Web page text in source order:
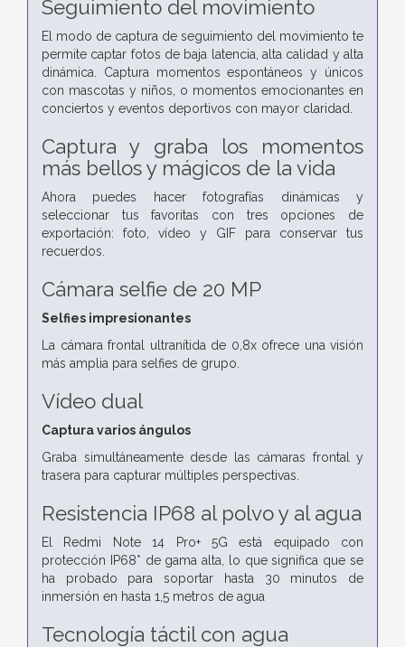
Seguimiento del movimiento
El modo de captura de seguimiento del movimiento te
permite captar fotos de baja latencia, alta calidad y alta
dinámica. Captura momentos espontáneos y únicos
con mascotas y niños, o momentos emocionantes en
conciertos y eventos deportivos con mayor claridad.
Captura y graba los momentos
más bellos y mágicos de la vida
Ahora puedes hacer fotografías dinámicas y
seleccionar tus favoritas con tres opciones de
exportación: foto, vídeo y GIF para conservar tus
recuerdos.
Cámara selfie de 20 MP
Selfies impresionantes
La cámara frontal ultranítida de 0,8x ofrece una visión
más amplia para selfies de grupo.
Vídeo dual
Captura varios ángulos
Graba simultáneamente desde las cámaras frontal y
trasera para capturar múltiples perspectivas.
Resistencia IP68 al polvo y al agua
El Redmi Note 14 Pro+ 5G está equipado con
protección IP68* de gama alta, lo que significa que se
ha probado para soportar hasta 30 minutos de
inmersión en hasta 1,5 metros de agua
Tecnología táctil con agua